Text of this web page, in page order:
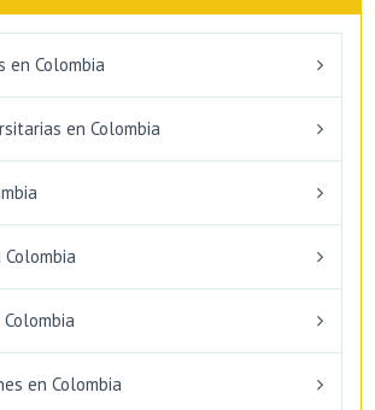
en Colombia
en Colombia
en Colombia